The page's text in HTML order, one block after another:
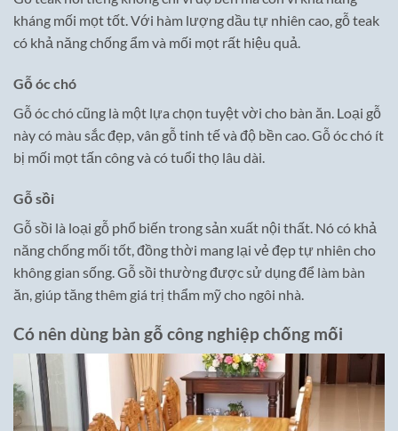
kháng mối mọt tốt. Với hàm lượng dầu tự nhiên cao, gỗ teak
có khả năng chống ẩm và mối mọt rất hiệu quả.
Gỗ óc chó
Gỗ óc chó cũng là một lựa chọn tuyệt vời cho bàn ăn. Loại gỗ
này có màu sắc đẹp, vân gỗ tinh tế và độ bền cao. Gỗ óc chó ít
bị mối mọt tấn công và có tuổi thọ lâu dài.
Gỗ sồi
Gỗ sồi là loại gỗ phổ biến trong sản xuất nội thất. Nó có khả
năng chống mối tốt, đồng thời mang lại vẻ đẹp tự nhiên cho
không gian sống. Gỗ sồi thường được sử dụng để làm bàn
ăn, giúp tăng thêm giá trị thẩm mỹ cho ngôi nhà.
Có nên dùng bàn gỗ công nghiệp chống mối